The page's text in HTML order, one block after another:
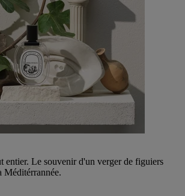
entier. Le souvenir d'un verger de figuiers
Méditérrannée.